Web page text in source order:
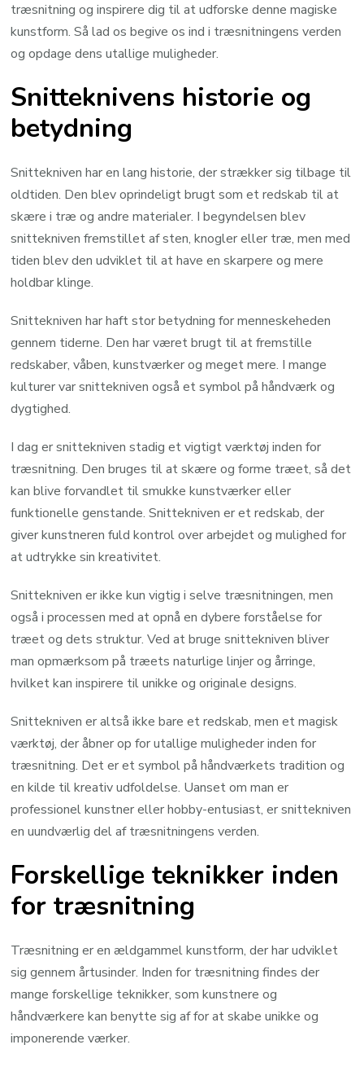
træsnitning og inspirere dig til at udforske denne magiske
kunstform. Så lad os begive os ind i træsnitningens verden
og opdage dens utallige muligheder.
Snitteknivens historie og
betydning
Snittekniven har en lang historie, der strækker sig tilbage til
oldtiden. Den blev oprindeligt brugt som et redskab til at
skære i træ og andre materialer. I begyndelsen blev
snittekniven fremstillet af sten, knogler eller træ, men med
tiden blev den udviklet til at have en skarpere og mere
holdbar klinge.
Snittekniven har haft stor betydning for menneskeheden
gennem tiderne. Den har været brugt til at fremstille
redskaber, våben, kunstværker og meget mere. I mange
kulturer var snittekniven også et symbol på håndværk og
dygtighed.
I dag er snittekniven stadig et vigtigt værktøj inden for
træsnitning. Den bruges til at skære og forme træet, så det
kan blive forvandlet til smukke kunstværker eller
funktionelle genstande. Snittekniven er et redskab, der
giver kunstneren fuld kontrol over arbejdet og mulighed for
at udtrykke sin kreativitet.
Snittekniven er ikke kun vigtig i selve træsnitningen, men
også i processen med at opnå en dybere forståelse for
træet og dets struktur. Ved at bruge snittekniven bliver
man opmærksom på træets naturlige linjer og årringe,
hvilket kan inspirere til unikke og originale designs.
Snittekniven er altså ikke bare et redskab, men et magisk
værktøj, der åbner op for utallige muligheder inden for
træsnitning. Det er et symbol på håndværkets tradition og
en kilde til kreativ udfoldelse. Uanset om man er
professionel kunstner eller hobby-entusiast, er snittekniven
en uundværlig del af træsnitningens verden.
Forskellige teknikker inden
for træsnitning
Træsnitning er en ældgammel kunstform, der har udviklet
sig gennem årtusinder. Inden for træsnitning findes der
mange forskellige teknikker, som kunstnere og
håndværkere kan benytte sig af for at skabe unikke og
imponerende værker.